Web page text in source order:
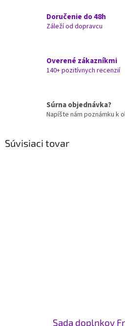
Doručenie do 48h
Záleží od dopravcu
Overené zákazníkmi
140+ pozitívnych recenzií
Súrna objednávka?
Napíšte nám poznámku k
Súvisiaci tovar
Sada doplnkov